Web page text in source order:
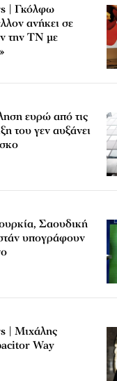
| Γκόλφω
ανήκει σε
την ΤΝ με
ευρώ από τις
του γεν αυξάνει
Σαουδική
υπογράφουν
| Μιχάλης
Way